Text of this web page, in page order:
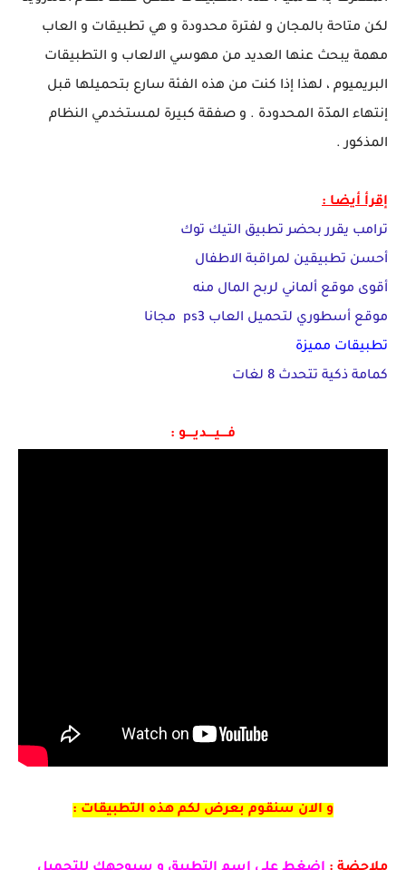
لكن متاحة بالمجان و لفترة محدودة و هي تطبيقات و العاب
مهمة يبحث عنها العديد من مهوسي الالعاب و التطبيقات
البريميوم ، لهذا إذا كنت من هذه الفئة سارع بتحميلها قبل
إنتهاء المدّة المحدودة . و صفقة كبيرة لمستخدمي النظام
المذكور .
إقرأ أيضا :
ترامب يقرر بحضر تطبيق التيك توك
أحسن تطبيقين لمراقبة الاطفال
أقوى موقع ألماني لربح المال منه
موقع أسطوري لتحميل العاب ps3 مجانا
تطبيقات مميزة
كمامة ذكية تتحدث 8 لغات
فــــيــــديــــو :
و الان سنقوم بعرض لكم هذه التطبيقات :